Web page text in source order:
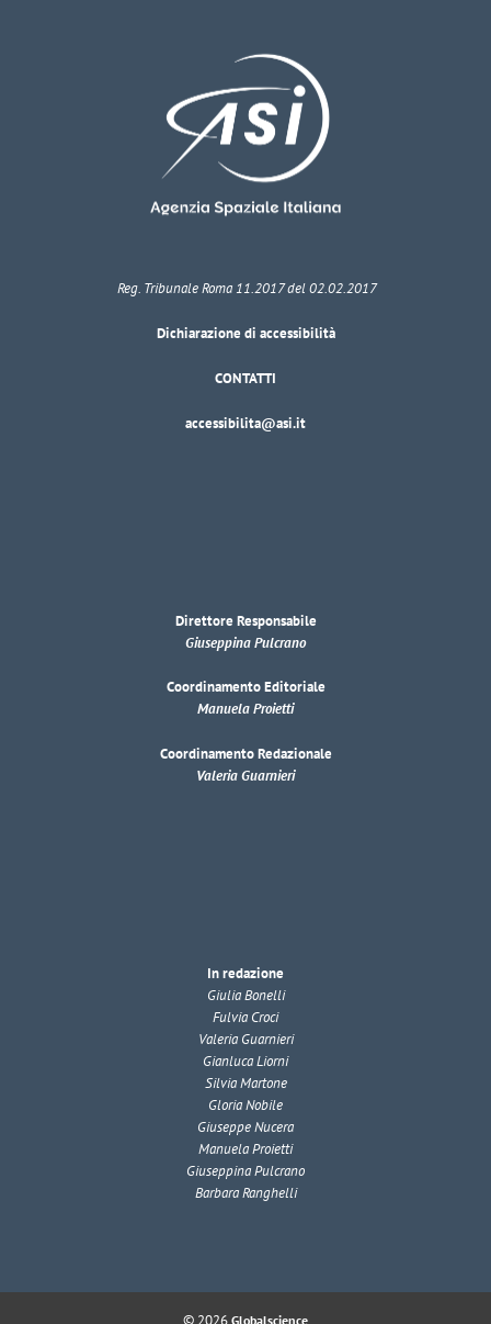
Reg. Tribunale Roma 11.2017 del 02.02.2017
Dichiarazione di accessibilità
CONTATTI
accessibilita@asi.it
Direttore Responsabile
Giuseppina Pulcrano
Coordinamento Editoriale
Manuela Proietti
Coordinamento Redazionale
Valeria Guarnieri
In redazione
Giulia Bonelli
Fulvia Croci
Valeria Guarnieri
Gianluca Liorni
Silvia Martone
Gloria Nobile
Giuseppe Nucera
Manuela Proietti
Giuseppina Pulcrano
Barbara Ranghelli
© 2026 Globalscience